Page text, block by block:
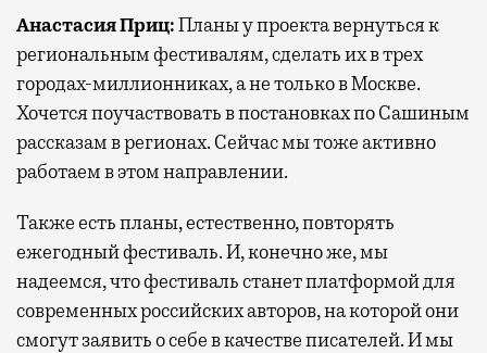
Анастасия Приц:Планы у проекта вернуться к
региональным фестивалям, сделать их в трех
городах-миллионниках, а не только в Москве.
Хочется поучаствовать в постановках по Сашиным
рассказам в регионах. Сейчас мы тоже активно
работаем в этом направлении.
Также есть планы, естественно, повторять
ежегодный фестиваль. И, конечно же, мы
надеемся, что фестиваль станет платформой для
современных российских авторов, на которой они
смогут заявить о себе в качестве писателей. И мы